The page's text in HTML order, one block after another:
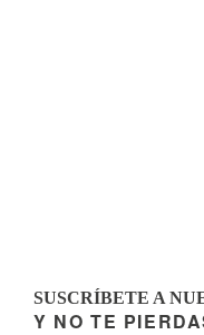
SUSCRÍBETE A
Y NO TE